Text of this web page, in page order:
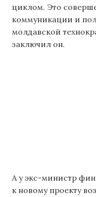
циклом. Это
коммуникации и
молдавской
заключил он.
А у экс-министр
к новому проекту